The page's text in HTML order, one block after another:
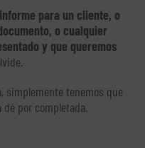
informe para un cliente, o
o cualquier
y que queremos
simplemente tenemos que
por completada.